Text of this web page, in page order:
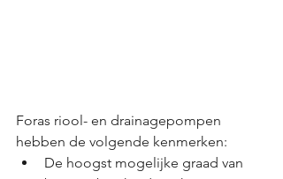
Foras riool- en drainagepompen
hebben de volgende kenmerken:
De hoogst mogelijke graad van